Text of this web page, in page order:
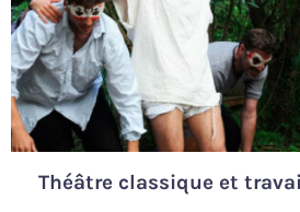
Théâtre classique et